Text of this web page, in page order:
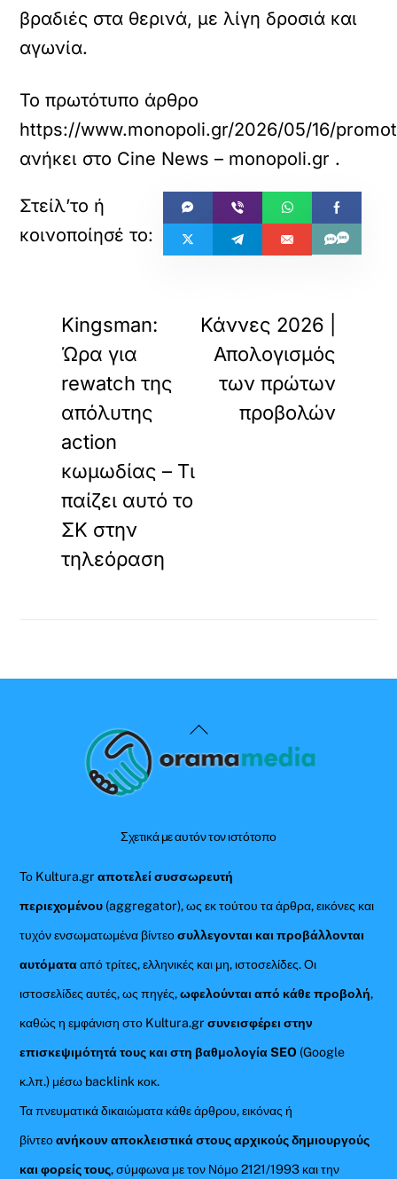
βραδιές στα θερινά, με λίγη δροσιά και
αγωνία.
Το πρωτότυπο άρθρο
https://www.monopoli.gr/2026/05/16/
ανήκει στο Cine News – monopoli.gr .
Kingsman:
Ώρα για
rewatch της
απόλυτης
action
κωμωδίας – Τι
παίζει αυτό το
ΣΚ στην
τηλεόραση
Κάννες 2026 |
Απολογισμός
των πρώτων
προβολών
Back
To
Σχετικά με αυτόν τον ιστότοπο
Το Kultura.grαποτελεί συσσωρευτή
περιεχομένου (aggregator), ως εκ τούτου τα άρθρα, εικόνες και
τυχόν ενσωματωμένα βίντεοσυλλεγονται και προβάλλονται
αυτόματααπό τρίτες, ελληνικές και μη, ιστοσελίδες. Οι
ιστοσελίδες αυτές, ως πηγές,ωφελούνται από κάθε προβολή,
καθώς η εμφάνιση στο Kultura.gr συνεισφέρει στην
επισκεψιμότητά τους και στη βαθμολογία SEO (Google
κ.λπ.) μέσω backlink κοκ.
Τα πνευματικά δικαιώματα κάθε άρθρου, εικόνας ή
βίντεοανήκουν αποκλειστικά στους αρχικούς δημιουργούς
και φορείς τους, σύμφωνα με τον Νόμο 2121/1993 και την